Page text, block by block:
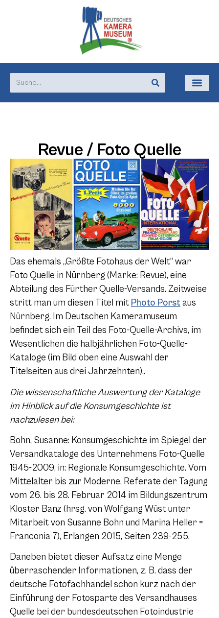
Revue / Foto Quelle
Das ehemals „Größte Fotohaus der Welt“ war
Foto Quelle in Nürnberg (Marke: Revue), eine
Abteilung des Fürther Quelle-Versands. Zeitweise
stritt man um diesen Titel mit Photo Porstaus
Nürnberg. Im Deutschen Kameramuseum
befindet sich ein Teil des Foto-Quelle-Archivs, im
Wesentlichen die halbjährlichen Foto-Quelle-
Kataloge (im Bild oben eine Auswahl der
Titelseiten aus drei Jahrzehnten)..
Die wissenschaftliche Auswertung der Kataloge
im Hinblick auf die Konsumgeschichte ist
nachzulesen bei:
Bohn, Susanne: Konsumgeschichte im Spiegel der
Versandkataloge des Unternehmens Foto-Quelle
1945-2009, in: Regionale Konsumgeschichte. Vom
Mittelalter bis zur Moderne. Referate der Tagung
vom 26. bis 28. Februar 2014 im Bildungszentrum
Kloster Banz (hrsg. von Wolfgang Wüst unter
Mitarbeit von Susanne Bohn und Marina Heller =
Franconia 7), Erlangen 2015, Seiten 239-255.
Daneben bietet dieser Aufsatz eine Menge
überraschender Informationen, z. B. dass der
deutsche Fotofachhandel schon kurz nach der
Einführung der Fotosparte des Versandhauses
Quelle bei der bundesdeutschen Fotoindustrie